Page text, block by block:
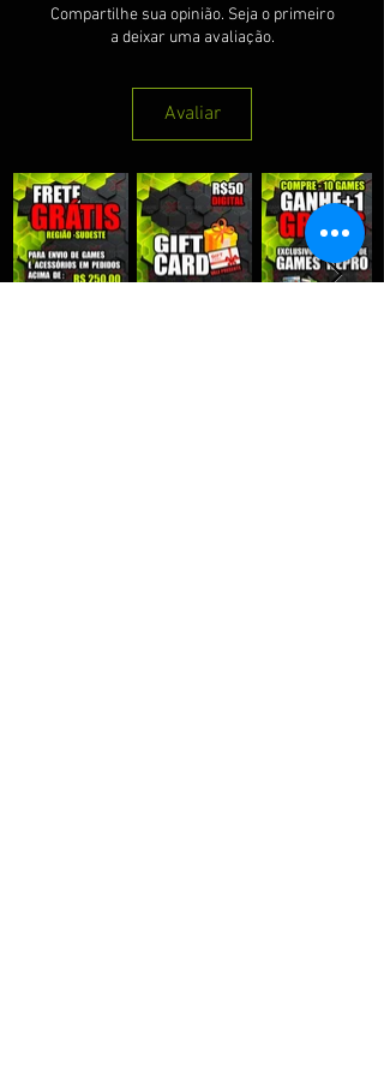
Compartilhe sua opinião. Seja o primeiro
a deixar uma avaliação.
Avaliar